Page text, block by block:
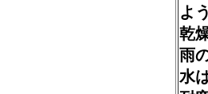
よう
乾
雨
水